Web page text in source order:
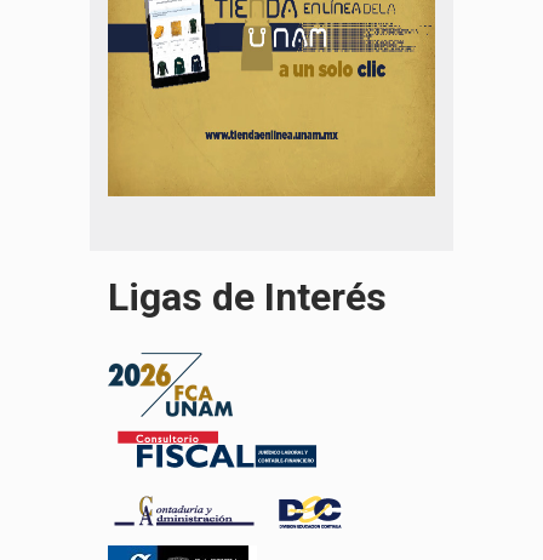
Ligas de Interés